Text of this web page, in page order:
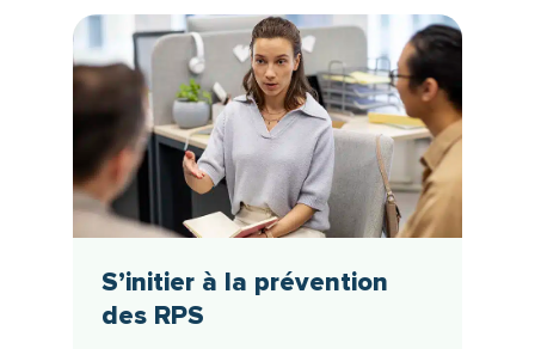
S’initier à la prévention
des RPS